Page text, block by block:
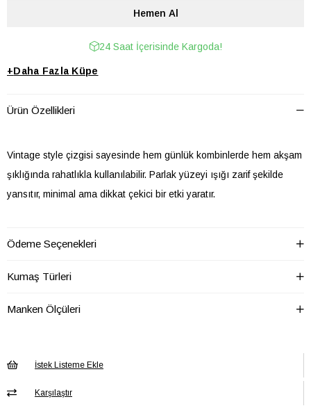
24 Saat İçerisinde Kargoda!
+Daha Fazla Küpe
Ürün Özellikleri
Vintage style çizgisi sayesinde hem günlük kombinlerde hem akşam
şıklığında rahatlıkla kullanılabilir. Parlak yüzeyi ışığı zarif şekilde
yansıtır, minimal ama dikkat çekici bir etki yaratır.
• Sıvı teması olmadıkça kararma yapmaz
• Günlük ve özel gün kombinlerine uygundur
Sağlık açısından aksesuarlarımızda iade ve değişim
Cinsiyet
Ödeme Seçenekleri
Kumaş Türleri
Manken Ölçüleri
İstek Listeme Ekle
Karşılaştır